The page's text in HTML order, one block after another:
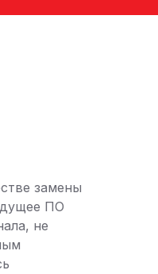
замены
ПО
не